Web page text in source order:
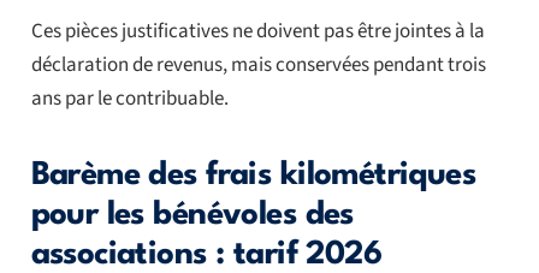
Ces pièces justificatives ne doivent pas être jointes à la
déclaration de revenus, mais conservées pendant trois
ans par le contribuable.
Barème des frais kilométriques
pour les bénévoles des
associations : tarif 2026